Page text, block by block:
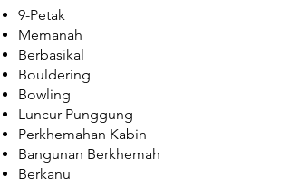
9-Petak
Memanah
Berbasikal
Bouldering
Bowling
Luncur Punggung
Perkhemahan Kabin
Bangunan Berkhemah
Berkanu